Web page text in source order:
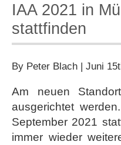
IAA 2021 in
stattfinden
By Peter Blach | Juni
Am neuen
ausgerichtet
September 2021
immer wieder